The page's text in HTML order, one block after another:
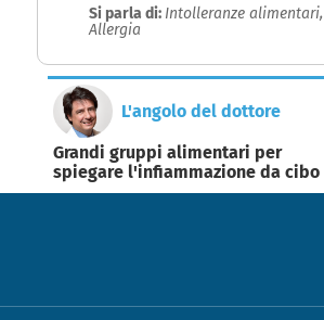
Si parla di: Intolleranze alimentari,
Allergia
L'angolo del dottore
Grandi gruppi alimentari per
spiegare l'infiammazione da cibo